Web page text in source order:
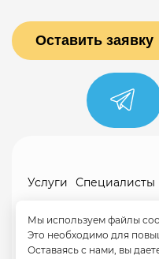
Мы используем файлы
Это необходимо для
Оставаясь с нами, вы
Услуги Специалисты
Политика